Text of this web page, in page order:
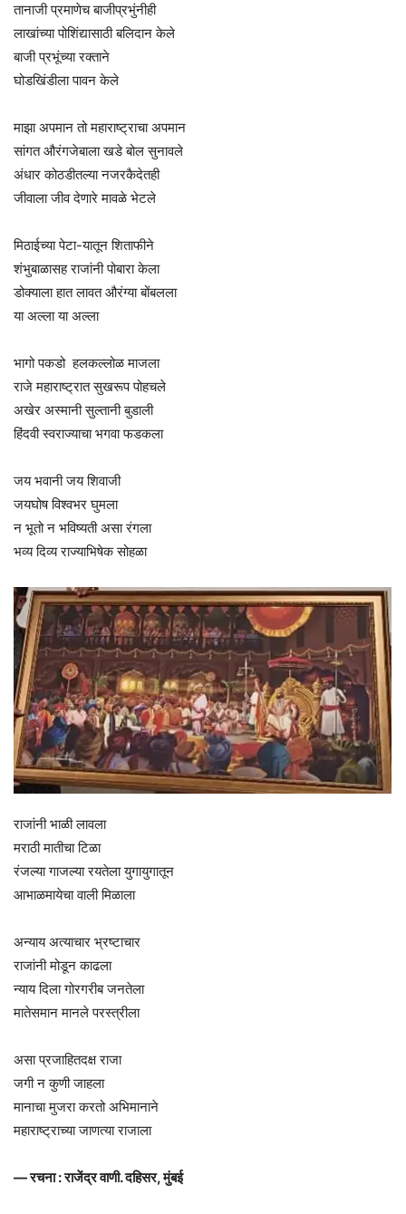
तानाजी प्रमाणेच बाजीप्रभुंनीही
लाखांच्या पोशिंद्यासाठी बलिदान केले
बाजी प्रभूंच्या रक्ताने
घोडखिंडीला पावन केले
माझा अपमान तो महाराष्ट्राचा अपमान
सांगत औरंगजेबाला खडे बोल सुनावले
अंधार कोठडीतल्या नजरकैदेतही
जीवाला जीव देणारे मावळे भेटले
मिठाईच्या पेटा-यातून शिताफीने
शंभुबाळासह राजांनी पोबारा केला
डोक्याला हात लावत औरंग्या बोंबलला
या अल्ला या अल्ला
भागो पकडो हलकल्लोळ माजला
राजे महाराष्ट्रात सुखरूप पोहचले
अखेर अस्मानी सुल्तानी बुडाली
हिंदवी स्वराज्याचा भगवा फडकला
जय भवानी जय शिवाजी
जयघोष विश्वभर घुमला
न भूतो न भविष्यती असा रंगला
भव्य दिव्य राज्याभिषेक सोहळा
राजांनी भाळी लावला
मराठी मातीचा टिळा
रंजल्या गाजल्या रयतेला युगायुगातून
आभाळमायेचा वाली मिळाला
अन्याय अत्याचार भ्रष्टाचार
राजांनी मोडून काढला
न्याय दिला गोरगरीब जनतेला
मातेसमान मानले परस्त्रीला
असा प्रजाहितदक्ष राजा
जगी न कुणी जाहला
मानाचा मुजरा करतो अभिमानाने
महाराष्ट्राच्या जाणत्या राजाला
— रचना : राजेंद्र वाणी. दहिसर, मुंबई